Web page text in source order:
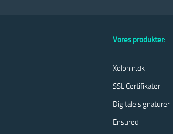
Vores produkter:
Xolphin.dk
SSL Certifikater
Digitale signaturer
Ensured